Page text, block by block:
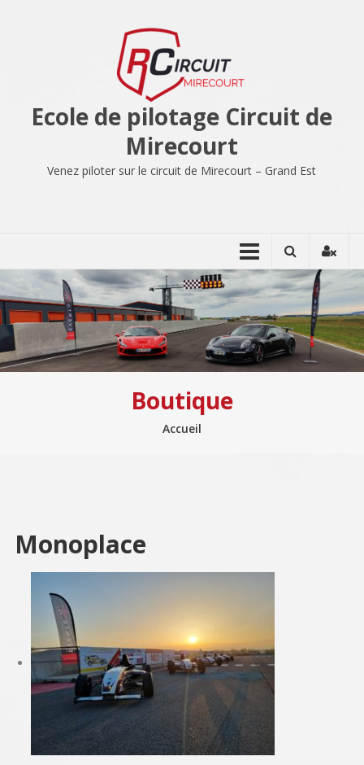
Ecole de pilotage Circuit de
Mirecourt
Venez piloter sur le circuit de Mirecourt – Grand Est
Boutique
Accueil
Monoplace